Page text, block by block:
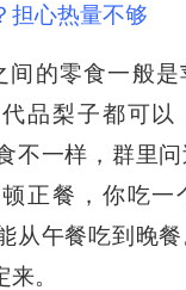
担心热量不够
间的零食一般是
品梨子都可以
不一样，群里
正餐，你吃一
从午餐吃到晚
。